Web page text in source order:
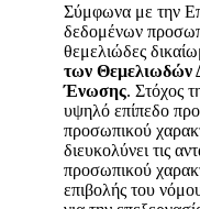
Σύμφωνα με την
δεδομένων
θεμελιώδες
των Θεμελιωδών
Ένωσης. Στόχος
υψηλό επίπεδο
προσωπικού
διευκολύνει τις
προσωπικού
επιβολής του